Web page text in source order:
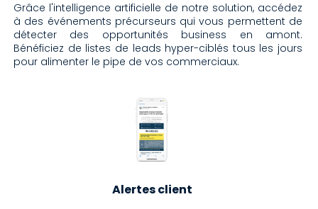
Grâce l'intelligence artificielle de notre solution, accédez
à des événements précurseurs qui vous permettent de
détecter des opportunités business en amont.
Bénéficiez de listes de leads hyper-ciblés tous les jours
pour alimenter le pipe de vos commerciaux.
Alertes client